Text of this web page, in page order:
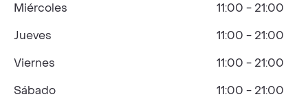
Miércoles
11:00 - 21:00
Jueves
11:00 - 21:00
Viernes
11:00 - 21:00
Sábado
11:00 - 21:00